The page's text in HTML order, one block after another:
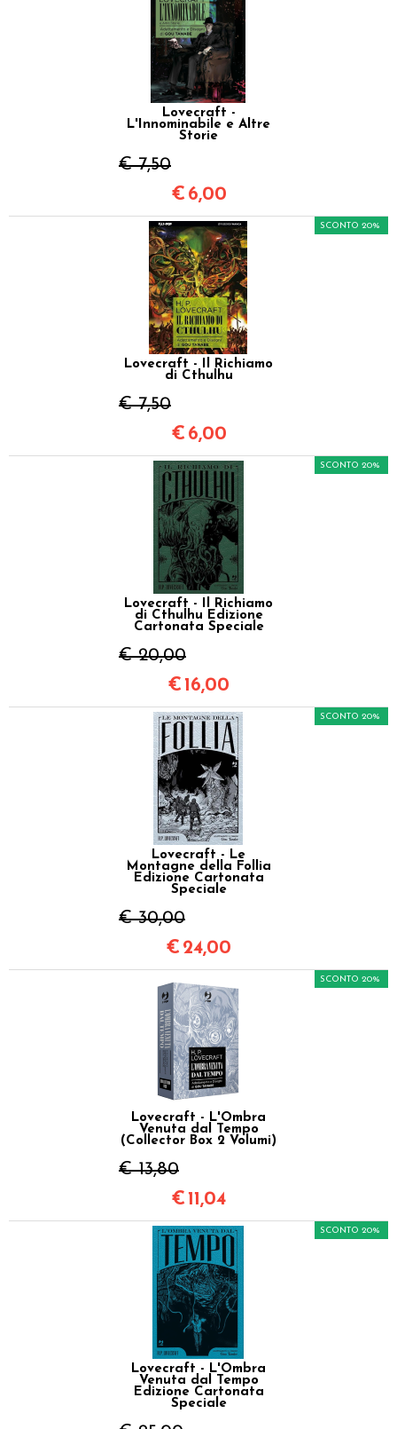
Lovecraft -
L'Innominabile e Altre
Storie
€ 7,50
€ 6,00
Lovecraft - Il Richiamo
di Cthulhu
€ 7,50
SCONTO 20%
€ 6,00
Lovecraft - Il Richiamo
di Cthulhu Edizione
Cartonata Speciale
€ 20,00
SCONTO 20%
€ 16,00
Lovecraft - Le
Montagne della Follia
Edizione Cartonata
Speciale
€ 30,00
SCONTO 20%
€ 24,00
Lovecraft - L'Ombra
Venuta dal Tempo
(Collector Box 2 Volumi)
€ 13,80
SCONTO 20%
€ 11,04
Lovecraft - L'Ombra
Venuta dal Tempo
Edizione Cartonata
Speciale
SCONTO 20%